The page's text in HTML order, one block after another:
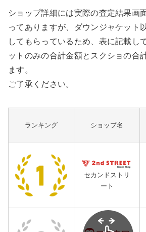
ショップ詳細には実際の査定結果画
ってありますが、ダウンジャケット
してもらっているため、表に記載し
ットのみの合計金額とスクショの合
ます。
ご了承ください。
ランキング ショップ名
セカンドストリ
ート